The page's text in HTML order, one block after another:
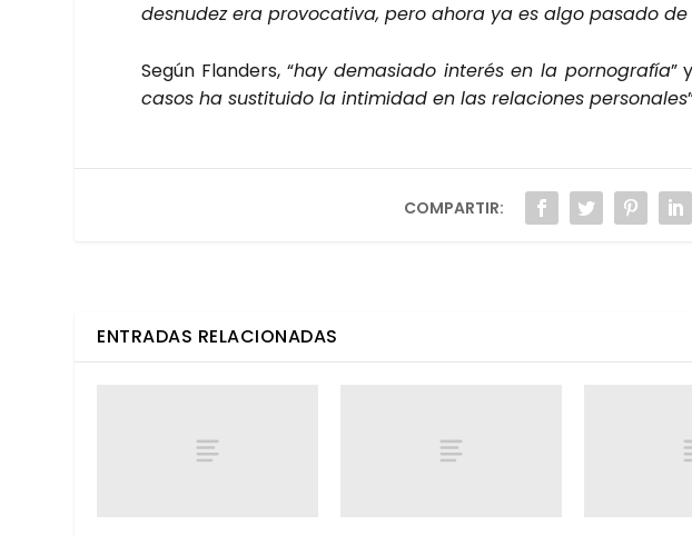
des­nu­dez era pro­vo­ca­ti­va, pero aho­ra ya es algo pasa­do
Según Flan­ders, “hay dema­sia­do inte­rés en la por­no­gra­fía”
casos ha sus­ti­tui­do la inti­mi­dad en las rela­cio­nes per­so­na­les
COMPARTIR:
ENTRADAS RELACIONADAS